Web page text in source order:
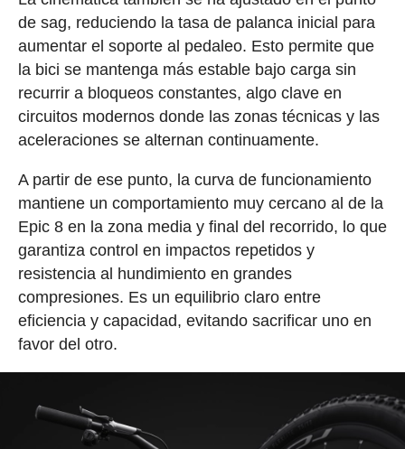
de sag, reduciendo la tasa de palanca inicial para
aumentar el soporte al pedaleo. Esto permite que
la bici se mantenga más estable bajo carga sin
recurrir a bloqueos constantes, algo clave en
circuitos modernos donde las zonas técnicas y las
aceleraciones se alternan continuamente.
A partir de ese punto, la curva de funcionamiento
mantiene un comportamiento muy cercano al de la
Epic 8 en la zona media y final del recorrido, lo que
garantiza control en impactos repetidos y
resistencia al hundimiento en grandes
compresiones. Es un equilibrio claro entre
eficiencia y capacidad, evitando sacrificar uno en
favor del otro.